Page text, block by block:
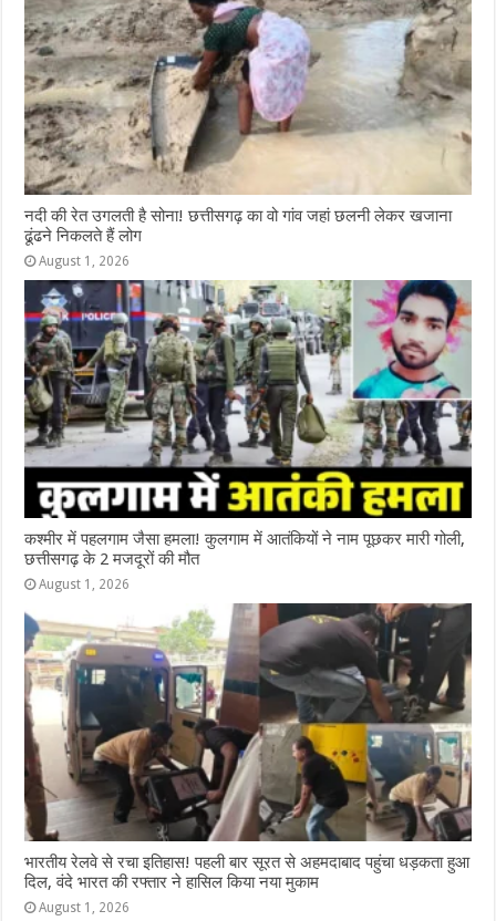
नदी की रेत उगलती है सोना! छत्तीसगढ़ का वो गांव जहां छलनी लेकर खजाना
ढूंढने निकलते हैं लोग
August 1, 2026
कश्‍मीर में पहलगाम जैसा हमला! कुलगाम में आतंकियों ने नाम पूछकर मारी गोली,
छत्तीसगढ़ के 2 मजदूरों की मौत
August 1, 2026
भारतीय रेलवे से रचा इतिहास! पहली बार सूरत से अहमदाबाद पहुंचा धड़कता हुआ
दिल, वंदे भारत की रफ्तार ने हासिल किया नया मुकाम
August 1, 2026